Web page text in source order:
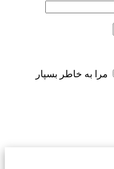
مرا به خاطر بسپار